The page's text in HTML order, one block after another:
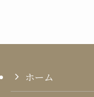
ホーム